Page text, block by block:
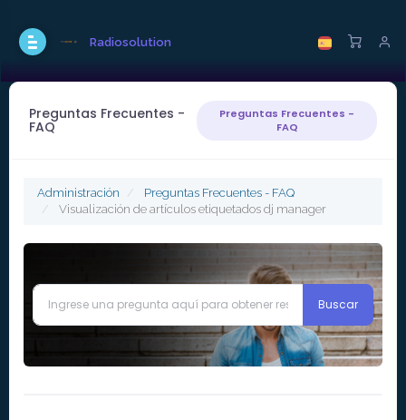
Radiosolution
Preguntas Frecuentes -
FAQ
Preguntas Frecuentes -
FAQ
Administración
Preguntas Frecuentes - FAQ
Visualización de artículos etiquetados dj manager